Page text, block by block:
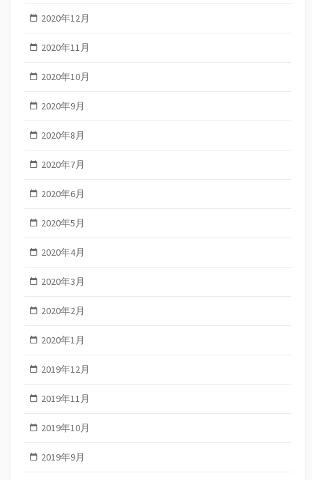
2020年12月
2020年11月
2020年10月
2020年9月
2020年8月
2020年7月
2020年6月
2020年5月
2020年4月
2020年3月
2020年2月
2020年1月
2019年12月
2019年11月
2019年10月
2019年9月